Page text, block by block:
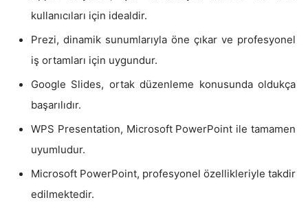
kullanıcıları için idealdir.
Prezi, dinamik sunumlarıyla öne çıkar ve profesyonel
iş ortamları için uygundur.
Google Slides, ortak düzenleme konusunda oldukça
başarılıdır.
WPS Presentation, Microsoft PowerPoint ile tamamen
uyumludur.
Microsoft PowerPoint, profesyonel özellikleriyle takdir
edilmektedir.